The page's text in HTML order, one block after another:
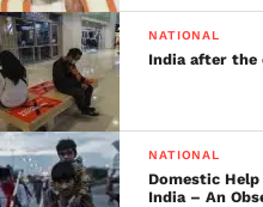
NATIONAL
India after the
NATIONAL
Domestic
India – An